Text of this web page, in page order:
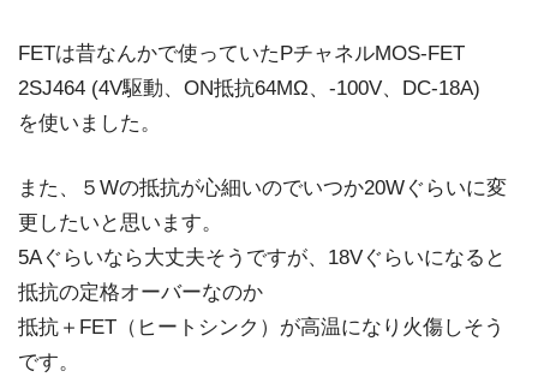
FETは昔なんかで使っていたPチャネルMOS-FET
2SJ464 (4V駆動、ON抵抗64MΩ、-100V、DC-18A)
を使いました。
また、５Wの抵抗が心細いのでいつか20Wぐらいに変
更したいと思います。
5Aぐらいなら大丈夫そうですが、18Vぐらいになると
抵抗の定格オーバーなのか
抵抗＋FET（ヒートシンク）が高温になり火傷しそう
です。